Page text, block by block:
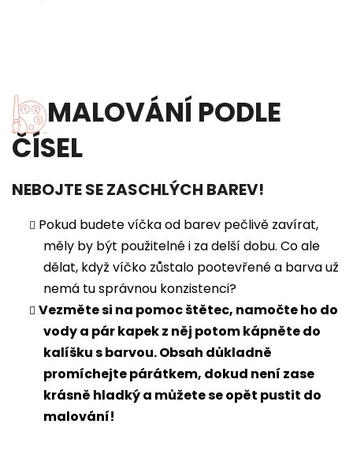
MALOVÁNÍ PODLE
ČÍSEL
NEBOJTE SE ZASCHLÝCH BAREV!
Pokud budete víčka od barev pečlivě zavírat,
měly by být použitelné i za delší dobu. Co ale
dělat, když víčko zůstalo pootevřené a barva už
nemá tu správnou konzistenci?
Vezměte si na pomoc štětec, namočte ho do
vody a pár kapek z něj potom kápněte do
kalíšku s barvou. Obsah důkladně
promíchejte párátkem, dokud není zase
krásně hladký a můžete se opět pustit do
malování!